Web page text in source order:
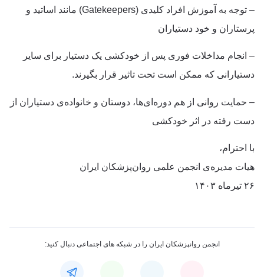
– توجه به آموزش افراد کلیدی (Gatekeepers) مانند اساتید و
پرستاران و خود دستیاران
– انجام مداخلات فوری پس از خودکشی یک دستیار برای سایر
دستیارانی که ممکن است تحت تاثیر قرار بگیرند.
– حمایت روانی از هم دوره‌ای‌ها، دوستان و خانواده‌ی دستیاران از
دست رفته در اثر خودکشی
با احترام،
هیات مدیره‌ی انجمن علمی روان‌پزشکان ایران
۲۶ تیرماه ۱۴۰۳
انجمن روانپزشکان ایران را در شبکه های اجتماعی دنبال کنید: